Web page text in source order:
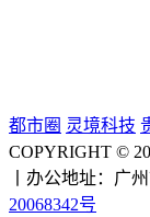
都市圈 灵境科技
COPYRIGHT ©
丨办公地址：广
20068342号